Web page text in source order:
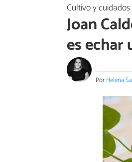
Cultivo y
Joan
es echar
PorHelena